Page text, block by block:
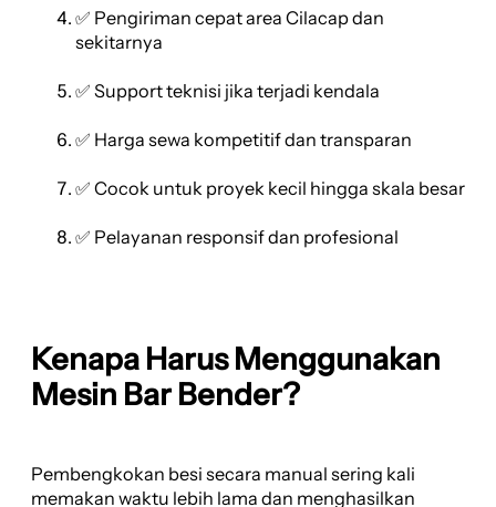
✅ Pengiriman cepat area Cilacap dan
sekitarnya
✅ Support teknisi jika terjadi kendala
✅ Harga sewa kompetitif dan transparan
✅ Cocok untuk proyek kecil hingga skala besar
✅ Pelayanan responsif dan profesional
Kenapa Harus Menggunakan
Mesin Bar Bender?
Pembengkokan besi secara manual sering kali
memakan waktu lebih lama dan menghasilkan